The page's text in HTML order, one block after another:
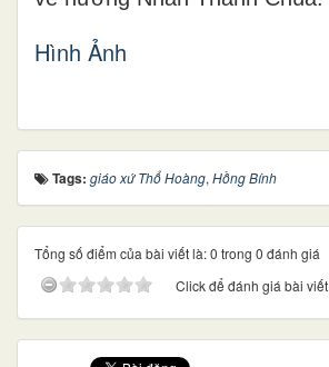
Hình Ảnh
Tags: giáo xứ Thổ Hoàng, Hồng Bính
Tổng số điểm của bài viết là: 0 trong 0 đánh giá
Click để đánh giá bài viết